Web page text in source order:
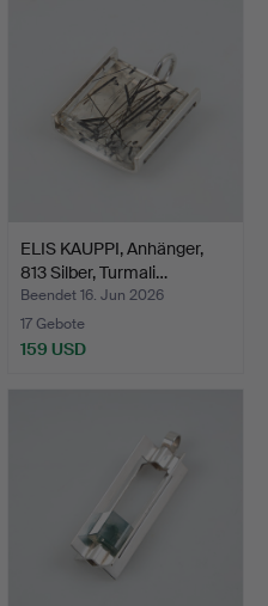
ELIS KAUPPI, Anhänger,
813 Silber, Turmali…
Beendet 16. Jun 2026
17 Gebote
159 USD